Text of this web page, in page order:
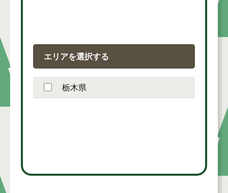
エリアを選択する
栃木県